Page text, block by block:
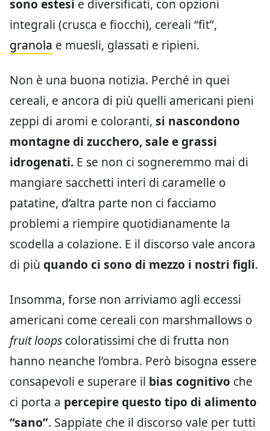
sono estesi e diversificati, con opzioni
integrali (crusca e fiocchi), cereali “fit”,
granola e muesli, glassati e ripieni.
Non è una buona notizia. Perché in quei
cereali, e ancora di più quelli americani pieni
zeppi di aromi e coloranti, si nascondono
montagne di zucchero, sale e grassi
idrogenati. E se non ci sogneremmo mai di
mangiare sacchetti interi di caramelle o
patatine, d’altra parte non ci facciamo
problemi a riempire quotidianamente la
scodella a colazione. E il discorso vale ancora
di più quando ci sono di mezzo i nostri figli.
Insomma, forse non arriviamo agli eccessi
americani come cereali con marshmallows o
fruit loops coloratissimi che di frutta non
hanno neanche l’ombra. Però bisogna essere
consapevoli e superare il bias cognitivo che
ci porta a percepire questo tipo di alimento
“sano”. Sappiate che il discorso vale per tutti